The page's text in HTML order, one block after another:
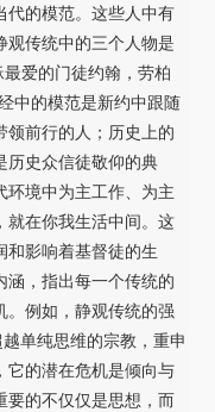
代的模范。这些人中有
观传统中的三个人物是
爱的门徒约翰，劳柏
中的模范是新约中跟随
领前行的人；历史上的
历史众信徒敬仰的典
环境中为主工作、为主
就在你我生活中间。这
和影响着基督徒的生
涵，指出每一个传统的
。例如，静观传统的强
单纯思维的宗教，重申
它的潜在危机是倾向与
要的不仅仅是思想，而